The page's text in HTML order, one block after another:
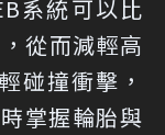
系統可以比
從而減輕高
碰撞衝擊，
掌握輪胎與